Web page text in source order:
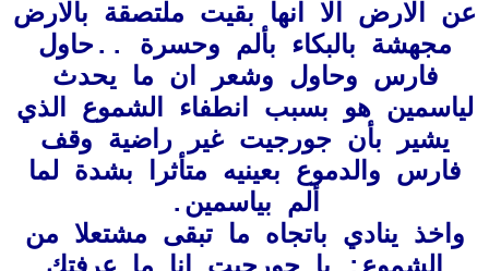
عن الارض الا انها بقيت ملتصقة بالارض
مجهشة بالبكاء بألم وحسرة ..حاول
فارس وحاول وشعر ان ما يحدث
لياسمين هو بسبب انطفاء الشموع الذي
يشير بأن جورجيت غير راضية وقف
فارس والدموع بعينيه متأثرا بشدة لما
ألم بياسمين.
واخذ ينادي باتجاه ما تبقى مشتعلا من